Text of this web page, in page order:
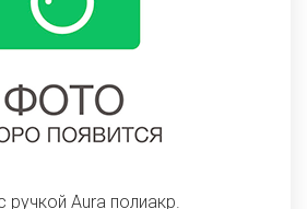
ручкой Aura полиакр.